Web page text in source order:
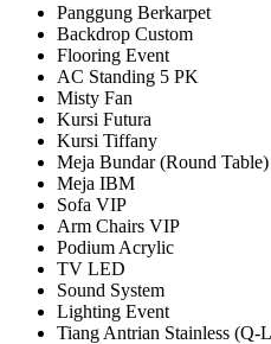
Panggung Berkarpet
Backdrop Custom
Flooring Event
AC Standing 5 PK
Misty Fan
Kursi Futura
Kursi Tiffany
Meja Bundar (Round Table)
Meja IBM
Sofa VIP
Arm Chairs VIP
Podium Acrylic
TV LED
Sound System
Lighting Event
Tiang Antrian Stainless (Q-